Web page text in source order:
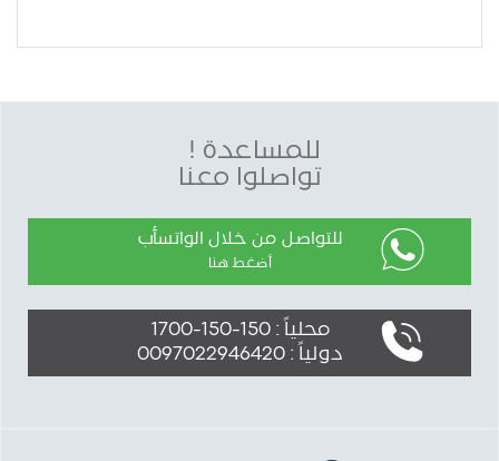
للمساعدة !
تواصلوا معنا
للتواصل من خلال الواتسأب
أضغط هنا
محلياً : 150-150-1700
دولياً : 0097022946420